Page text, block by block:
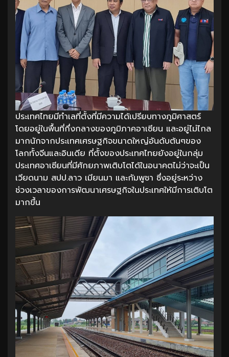
ประเทศไทยมีทำเลที่ตั้งที่มีความได้เปรียบทางภูมิศาสตร์
โดยอยู่ในพื้นที่กึ่งกลางของภูมิภาคอาเซียน และอยู่ไม่ไกล
มากนักจากประเทศเศรษฐกิจขนาดใหญ่อันดับต้นๆของ
โลกทั้งจีนและอินเดีย ที่ตั้งของประเทศไทยยังอยู่ในกลุ่ม
ประเทศอาเซียนที่มีศักยภาพเติบโตได้ในอนาคตไม่ว่าจะเป็น
เวียดนาม สปป.ลาว เมียนมา และกัมพูชา ซึ่งอยู่ระหว่าง
ช่วงเวลาของการพัฒนาเศรษฐกิจในประเทศให้มีการเติบโต
มากขึ้น